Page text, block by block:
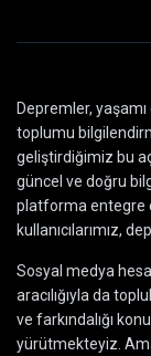
Depremler,
toplumu
geliştirdiğimiz bu
güncel ve doğru
platforma entegre
kullanıcılarımız,
Sosyal medya
aracılığıyla da
ve farkındalığı
yürütmekteyiz.